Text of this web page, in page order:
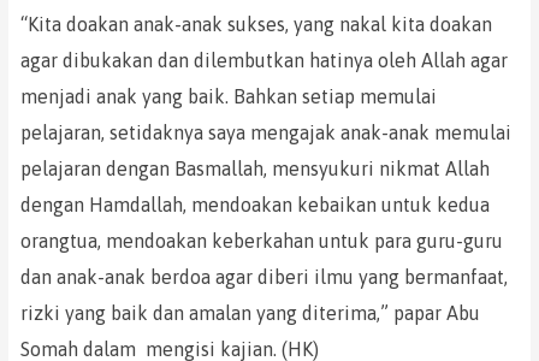
“Kita doakan anak-anak sukses, yang nakal kita doakan
agar dibukakan dan dilembutkan hatinya oleh Allah agar
menjadi anak yang baik. Bahkan setiap memulai
pelajaran, setidaknya saya mengajak anak-anak memulai
pelajaran dengan Basmallah, mensyukuri nikmat Allah
dengan Hamdallah, mendoakan kebaikan untuk kedua
orangtua, mendoakan keberkahan untuk para guru-guru
dan anak-anak berdoa agar diberi ilmu yang bermanfaat,
rizki yang baik dan amalan yang diterima,” papar Abu
Somah dalam mengisi kajian. (HK)